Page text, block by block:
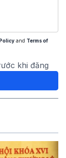
and Terms of
khi đăng